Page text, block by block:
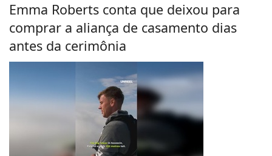
Emma Roberts conta que deixou para
comprar a aliança de casamento dias
antes da cerimônia